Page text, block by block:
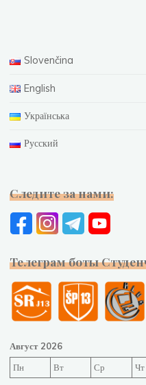
Slovenčina
English
Українська
Русский
Следите за нами:
Телеграм боты
Август 2026
Пн
Вт Ср Чт